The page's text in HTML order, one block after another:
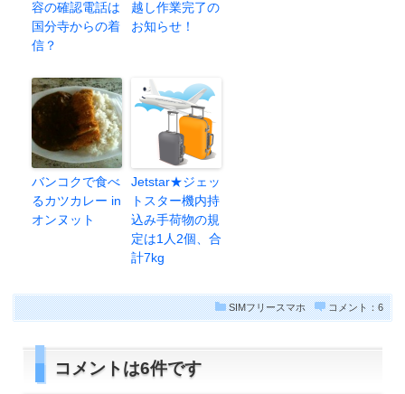
容の確認電話は
国分寺からの着
信？
越し作業完了の
お知らせ！
バンコクで食べ
るカツカレー in
オンヌット
Jetstar★ジェッ
トスター機内持
込み手荷物の規
定は1人2個、合
計7kg
SIMフリースマホ コメント：6
コメントは6件です